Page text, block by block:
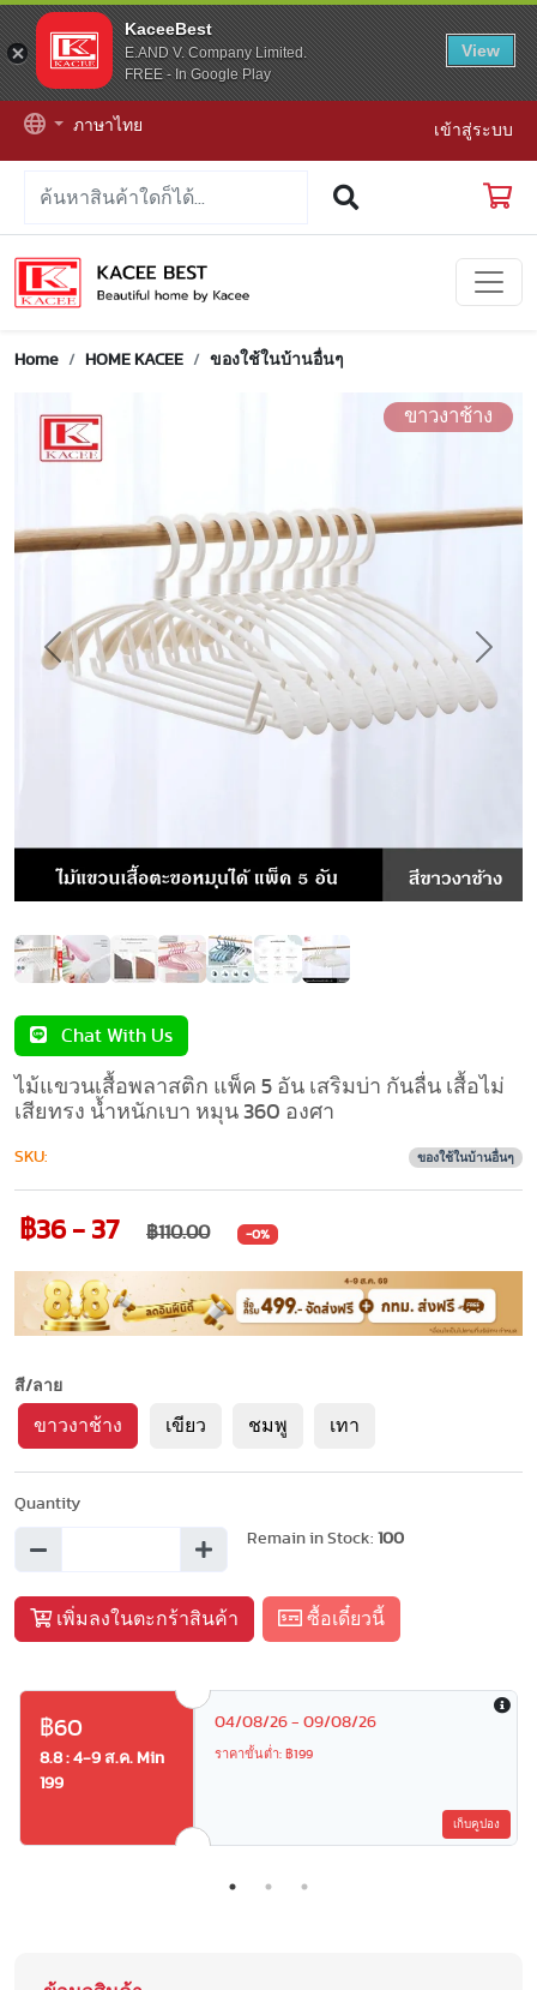
KaceeBest
E.AND V. Company Limited.
FREE - In Google Play
View
ภาษาไทย เข้าสู่ระบบ
Home HOME KACEE ของใช้ในบ้านอื่นๆ
ขาวงาช้าง
Previous Next
Chat With Us
ไม้แขวนเสื้อพลาสติก แพ็ค 5 อัน เสริมบ่า กันลื่น เสื้อไม่
เสียทรง น้ำหนักเบา หมุน 360 องศา
SKU: ของใช้ในบ้านอื่นๆ
฿36 - 37 ฿110.00 -0%
สี/ลาย
ขาวงาช้าง เขียว ชมพู เทา
Quantity
Remain in Stock: 100
เพิ่มลงในตะกร้าสินค้า ซื้อเดี๋ยวนี้
฿60
8.8 : 4-9 ส.ค. Min
199
04/08/26 - 09/08/26
ราคาขั้นต่ำ: ฿199
เก็บคูปอง